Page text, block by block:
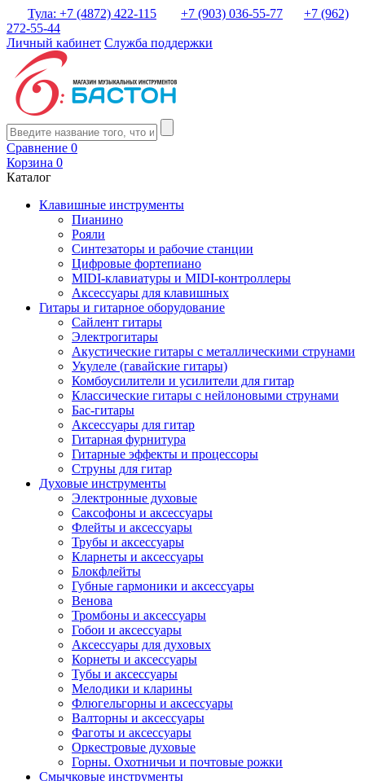
Тула: +7 (4872) 422-115 +7 (903) 036-55-77
+7 (962)
272-55-44
Личный кабинет Служба поддержки
Сравнение 0
Корзина 0
Каталог
Клавишные инструменты
Пианино
Рояли
Синтезаторы и рабочие станции
Цифровые фортепиано
MIDI-клавиатуры и MIDI-контроллеры
Аксессуары для клавишных
Гитары и гитарное оборудование
Сайлент гитары
Электрогитары
Акустические гитары с металлическими струнами
Укулеле (гавайские гитары)
Комбоусилители и усилители для гитар
Классические гитары с нейлоновыми струнами
Бас-гитары
Аксессуары для гитар
Гитарная фурнитура
Гитарные эффекты и процессоры
Струны для гитар
Духовые инструменты
Электронные духовые
Саксофоны и аксессуары
Флейты и аксессуары
Трубы и аксессуары
Кларнеты и аксессуары
Блокфлейты
Губные гармоники и аксессуары
Венова
Тромбоны и аксессуары
Гобои и аксессуары
Аксессуары для духовых
Корнеты и аксессуары
Тубы и аксессуары
Мелодики и кларины
Флюгельгорны и аксессуары
Валторны и аксессуары
Фаготы и аксессуары
Оркестровые духовые
Горны. Охотничьи и почтовые рожки
Смычковые инструменты